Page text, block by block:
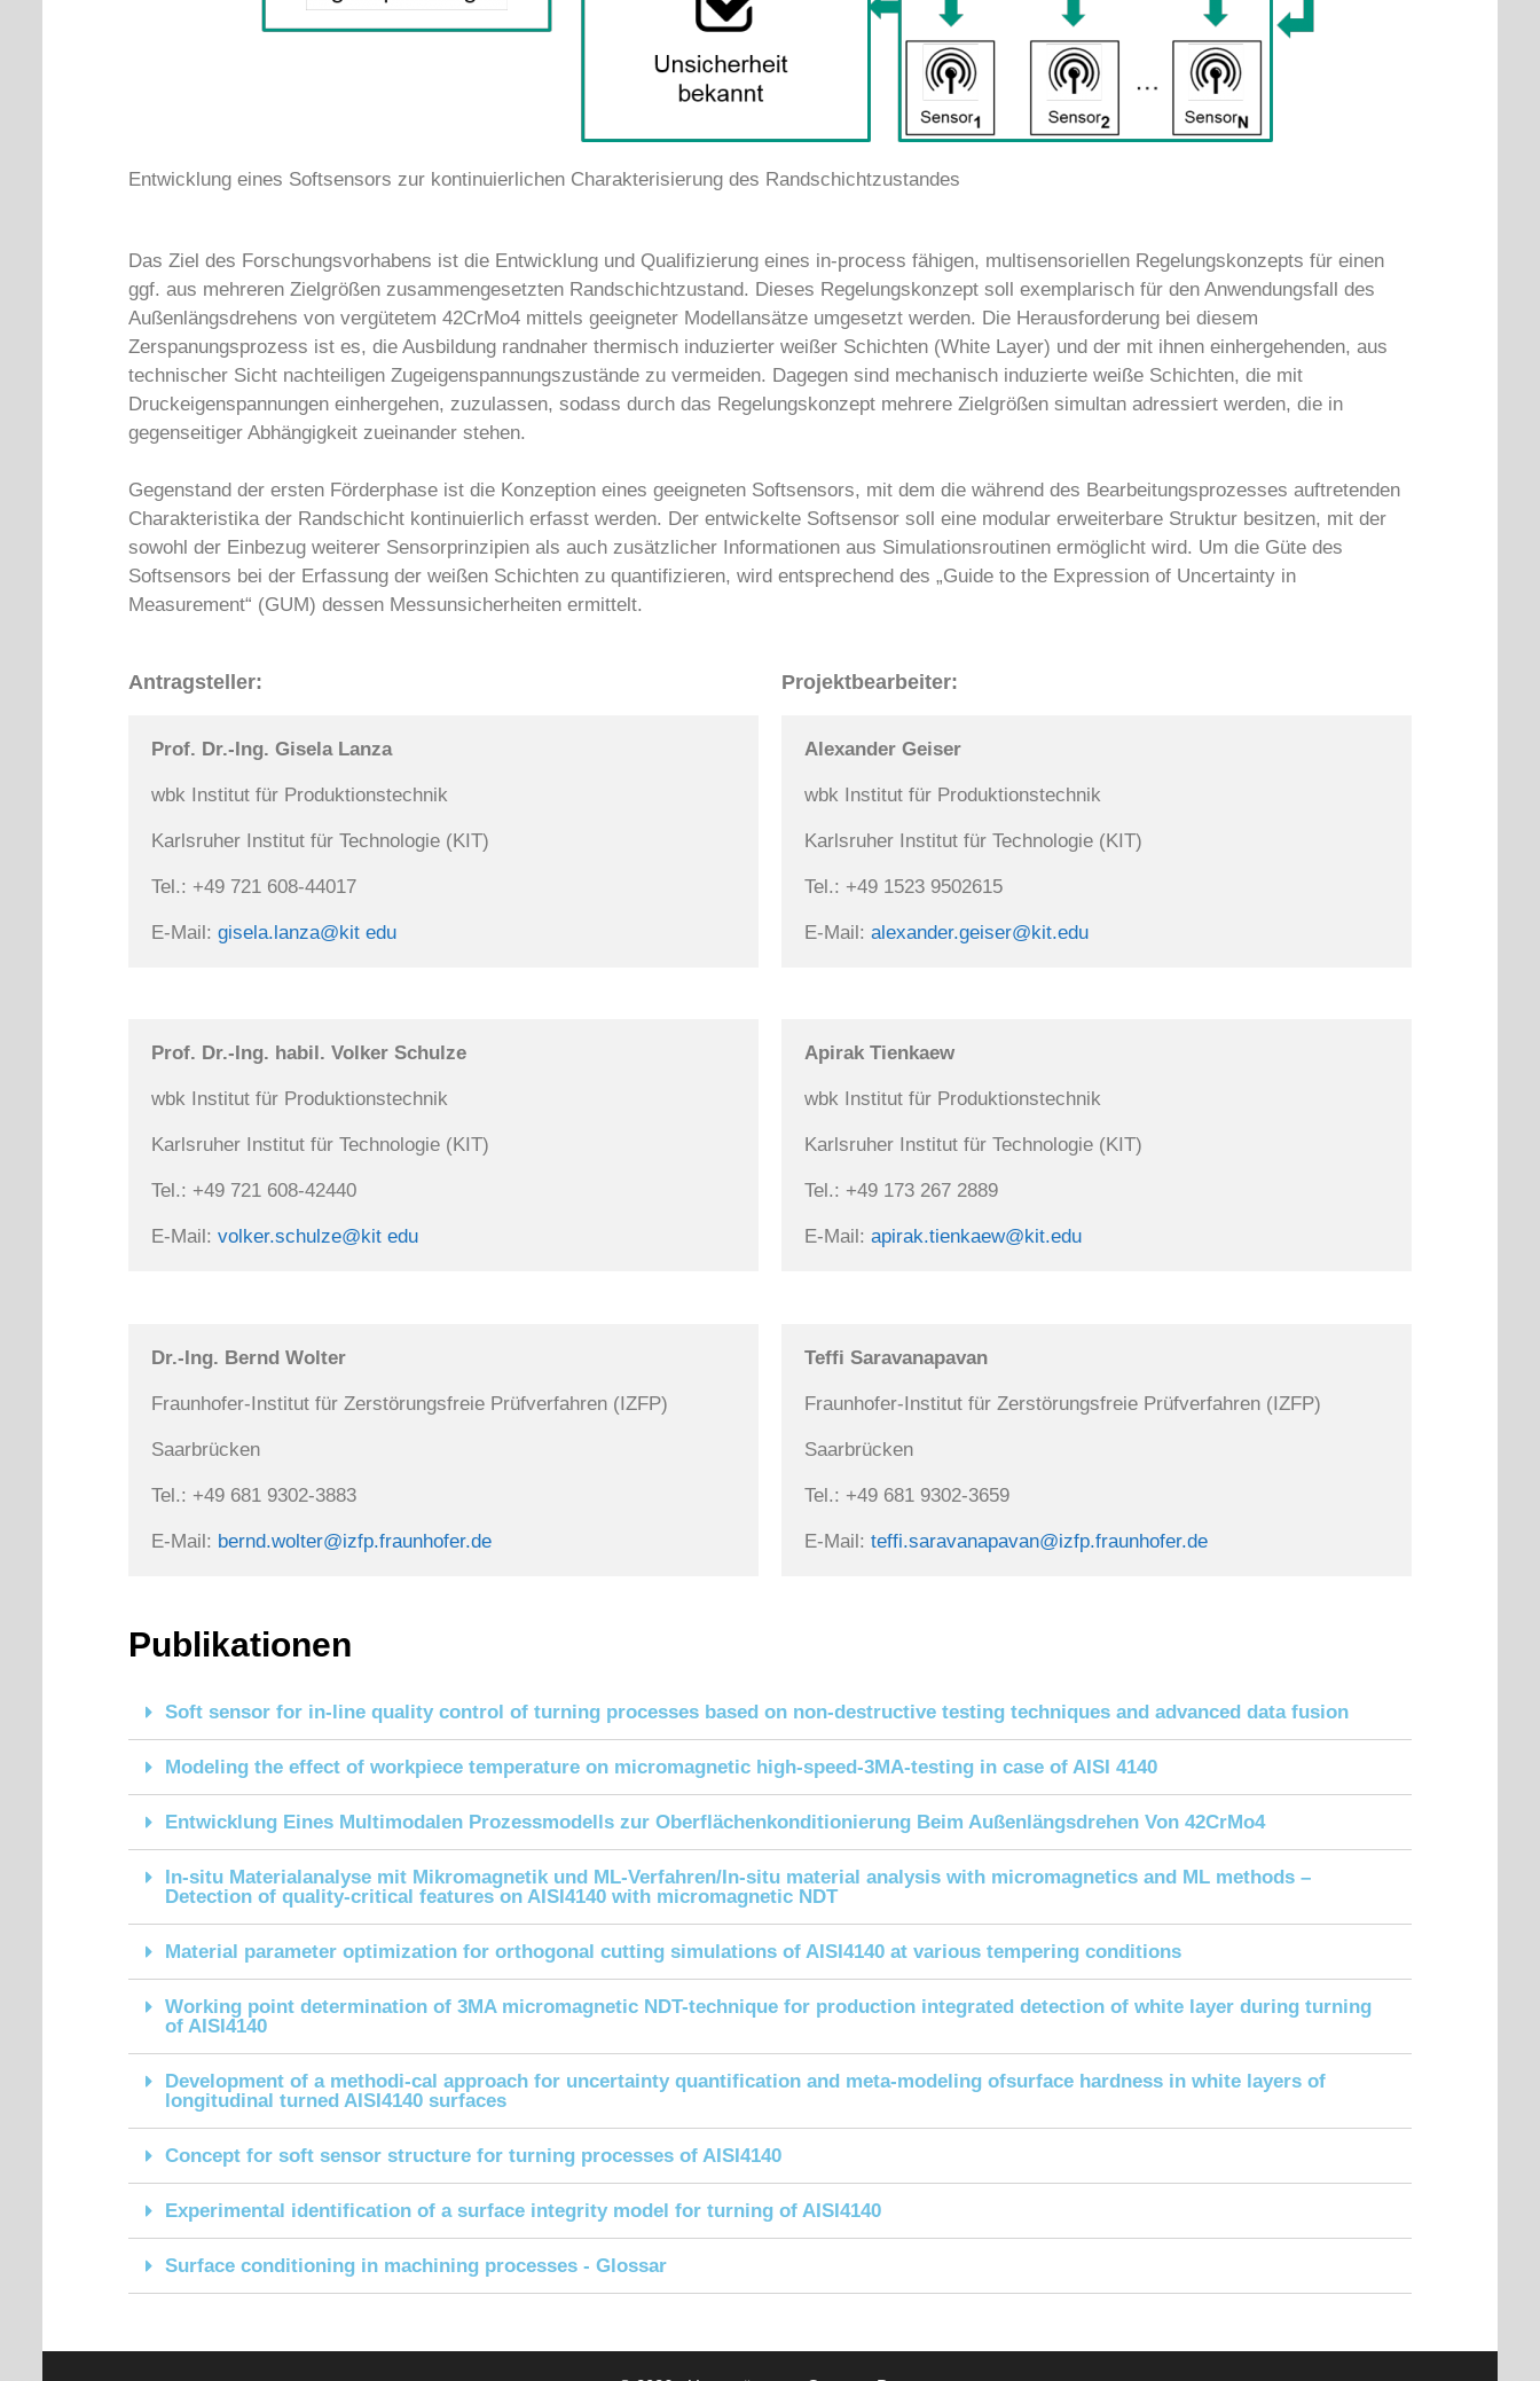
Entwicklung eines Softsensors zur kontinuierlichen Charakterisierung des Randschichtzustandes
Das Ziel des Forschungsvorhabens ist die Entwicklung und Qualifizierung eines in-process fähigen, multisensoriellen Regelungskonzepts für einen
ggf. aus mehreren Zielgrößen zusammengesetzten Randschichtzustand. Dieses Regelungskonzept soll exemplarisch für den Anwendungsfall des
Außenlängsdrehens von vergütetem 42CrMo4 mittels geeigneter Modellansätze umgesetzt werden. Die Herausforderung bei diesem
Zerspanungsprozess ist es, die Ausbildung randnaher thermisch induzierter weißer Schichten (White Layer) und der mit ihnen einhergehenden, aus
technischer Sicht nachteiligen Zugeigenspannungszustände zu vermeiden. Dagegen sind mechanisch induzierte weiße Schichten, die mit
Druckeigenspannungen einhergehen, zuzulassen, sodass durch das Regelungskonzept mehrere Zielgrößen simultan adressiert werden, die in
gegenseitiger Abhängigkeit zueinander stehen.
Gegenstand der ersten Förderphase ist die Konzeption eines geeigneten Softsensors, mit dem die während des Bearbeitungsprozesses auftretenden
Charakteristika der Randschicht kontinuierlich erfasst werden. Der entwickelte Softsensor soll eine modular erweiterbare Struktur besitzen, mit der
sowohl der Einbezug weiterer Sensorprinzipien als auch zusätzlicher Informationen aus Simulationsroutinen ermöglicht wird. Um die Güte des
Softsensors bei der Erfassung der weißen Schichten zu quantifizieren, wird entsprechend des „Guide to the Expression of Uncertainty in
Measurement“ (GUM) dessen Messunsicherheiten ermittelt.
Antragsteller: Projektbearbeiter:
Prof. Dr.-Ing. Gisela Lanza
wbk Institut für Produktionstechnik
Karlsruher Institut für Technologie (KIT)
Tel.: +49 721 608-44017
E-Mail: gisela.lanza@kit edu
Alexander Geiser
wbk Institut für Produktionstechnik
Karlsruher Institut für Technologie (KIT)
Tel.: +49 1523 9502615
E-Mail: alexander.geiser@kit.edu
Prof. Dr.-Ing. habil. Volker Schulze
wbk Institut für Produktionstechnik
Karlsruher Institut für Technologie (KIT)
Tel.: +49 721 608-42440
E-Mail: volker.schulze@kit edu
Apirak Tienkaew
wbk Institut für Produktionstechnik
Karlsruher Institut für Technologie (KIT)
Tel.: +49 173 267 2889
E-Mail: apirak.tienkaew@kit.edu
Dr.-Ing. Bernd Wolter
Fraunhofer-Institut für Zerstörungsfreie Prüfverfahren (IZFP)
Saarbrücken
Tel.: +49 681 9302-3883
E-Mail: bernd.wolter@izfp.fraunhofer.de
Teffi Saravanapavan
Fraunhofer-Institut für Zerstörungsfreie Prüfverfahren (IZFP)
Saarbrücken
Tel.: +49 681 9302-3659
E-Mail: teffi.saravanapavan@izfp.fraunhofer.de
Publikationen
Soft sensor for in-line quality control of turning processes based on non-destructive testing techniques and advanced data fusion
Modeling the effect of workpiece temperature on micromagnetic high-speed-3MA-testing in case of AISI 4140
Entwicklung Eines Multimodalen Prozessmodells zur Oberflächenkonditionierung Beim Außenlängsdrehen Von 42CrMo4
In-situ Materialanalyse mit Mikromagnetik und ML-Verfahren/In-situ material analysis with micromagnetics and ML methods –
Detection of quality-critical features on AISI4140 with micromagnetic NDT
Material parameter optimization for orthogonal cutting simulations of AISI4140 at various tempering conditions
Working point determination of 3MA micromagnetic NDT-technique for production integrated detection of white layer during turning
of AISI4140
Development of a methodi-cal approach for uncertainty quantification and meta-modeling ofsurface hardness in white layers of
longitudinal turned AISI4140 surfaces
Concept for soft sensor structure for turning processes of AISI4140
Experimental identification of a surface integrity model for turning of AISI4140
Surface conditioning in machining processes - Glossar